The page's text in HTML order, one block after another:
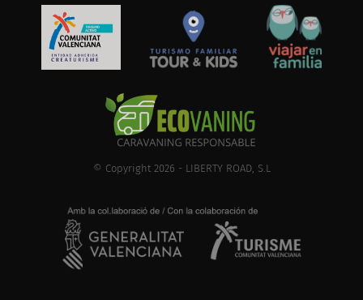
© Copyright 2026 - LIBERTY ROAD, S.L